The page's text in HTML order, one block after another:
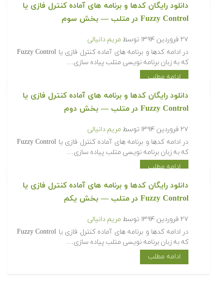
‫‫دانلود رایگان کدها و برنامه های آماده کنترل فازی یا
Fuzzy Control در متلب‬‬ — بخش سوم
۲۷ فروردین ۱۳۹۴ توسط مریم دانیالی
‫در ادامه کدها و برنامه های آماده کنترل فازی یا Fuzzy Control
که به زبان برنامه نویسی متلب پیاده سازی…
ادامه مطلب
‫‫دانلود رایگان کدها و برنامه های آماده کنترل فازی یا
Fuzzy Control در متلب‬‬ — بخش دوم
۲۷ فروردین ۱۳۹۴ توسط مریم دانیالی
‫در ادامه کدها و برنامه های آماده کنترل فازی یا Fuzzy Control
که به زبان برنامه نویسی متلب پیاده سازی…
ادامه مطلب
‫‫دانلود رایگان کدها و برنامه های آماده کنترل فازی یا
Fuzzy Control در متلب‬‬ — بخش یکم
۲۷ فروردین ۱۳۹۴ توسط مریم دانیالی
‫در ادامه کدها و برنامه های آماده کنترل فازی یا Fuzzy Control
که به زبان برنامه نویسی متلب پیاده سازی…
ادامه مطلب